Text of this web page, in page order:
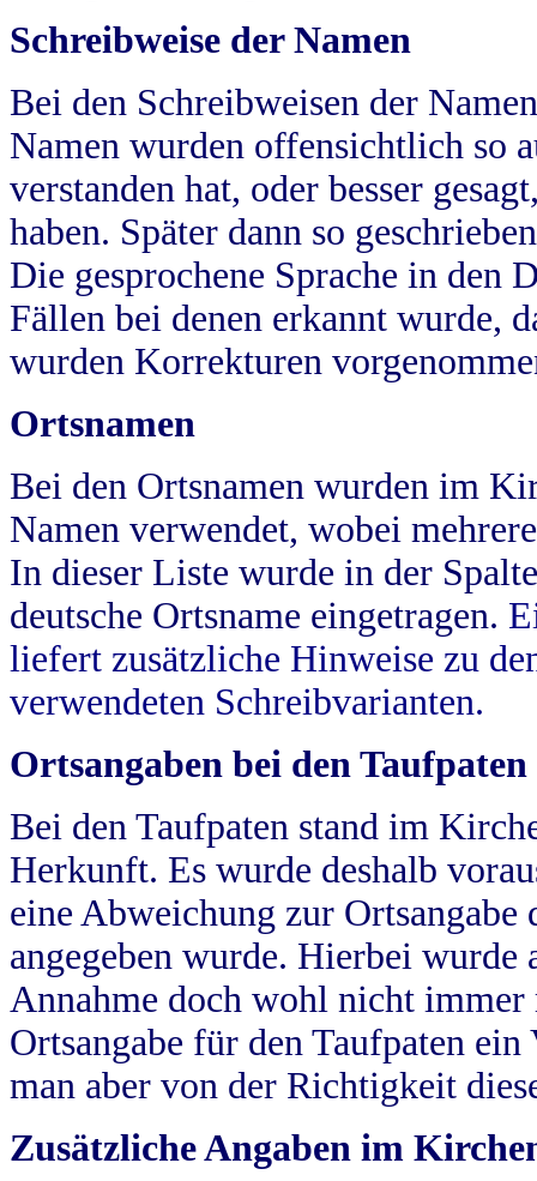
Schreibweise der Namen
Bei den Schreibweisen der
Namen wurden offensichtlich so
verstanden hat, oder besser
haben. Später dann so
Die gesprochene Sprache in
Fällen bei denen erkannt wurde,
wurden Korrekturen
Ortsnamen
Bei den Ortsnamen wurden im
Namen verwendet, wobei
In dieser Liste wurde in der
deutsche Ortsname eingetragen.
liefert zusätzliche Hinweise zu
verwendeten Schreibvarianten.
Ortsangaben bei den Taufpaten
Bei den Taufpaten stand im
Herkunft. Es wurde deshalb
eine Abweichung zur
angegeben wurde. Hierbei wurde
Annahme doch wohl nicht
Ortsangabe für den Taufpaten
man aber von der Richtigkeit
Zusätzliche Angaben im